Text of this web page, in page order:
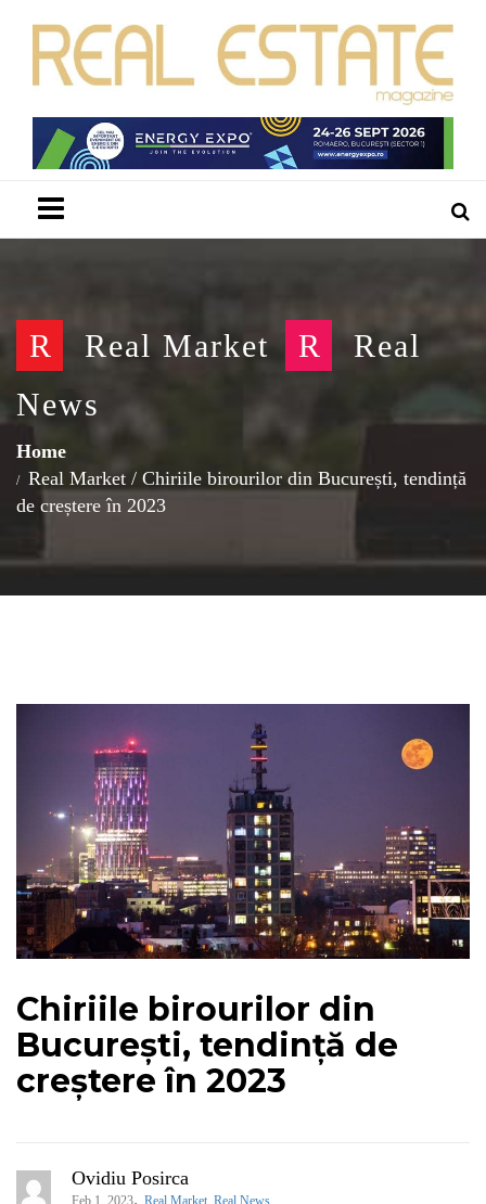
R Real Market R
Real
News
Home
Real Market / Chiriile birourilor din București, tendință
de creștere în 2023
Chiriile birourilor din
București, tendință de
creștere în 2023
Ovidiu Posirca
Feb 1, 2023, Real Market Real News